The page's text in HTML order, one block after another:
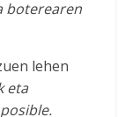
boterearen
lehen
eta